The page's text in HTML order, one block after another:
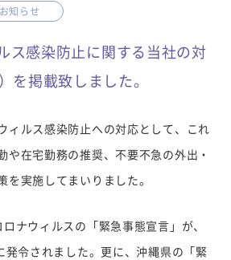
お知らせ
ス感染防止に関する当社の対
を掲載致しました。
ィルス感染防止への対応として、これ
や在宅勤務の推奨、不要不急の外出・
を実施してまいりました。
ナウィルスの「緊急事態宣言」が、
令されました。更に、沖縄県の「緊